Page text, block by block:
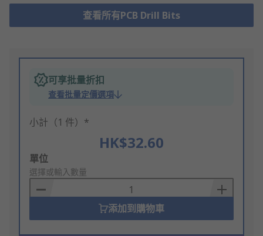
查看所有PCB Drill Bits
可享批量折扣
查看批量定價選項
小計（1 件）*
HK$32.60
Add
to
Basket
單位
選擇或輸入數量
添加到購物車